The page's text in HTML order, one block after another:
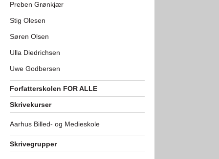
Preben Grønkjær
Stig Olesen
Søren Olsen
Ulla Diedrichsen
Uwe Godbersen
Forfatterskolen FOR ALLE
Skrivekurser
Aarhus Billed- og Medieskole
Skrivegrupper